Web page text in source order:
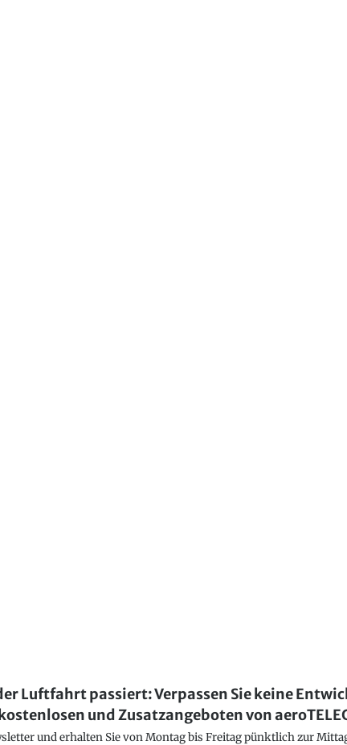
Luftfahrt passiert: Verpassen Sie keine
und Zusatzangeboten von
und erhalten Sie von Montag bis Freitag pünktlich zur